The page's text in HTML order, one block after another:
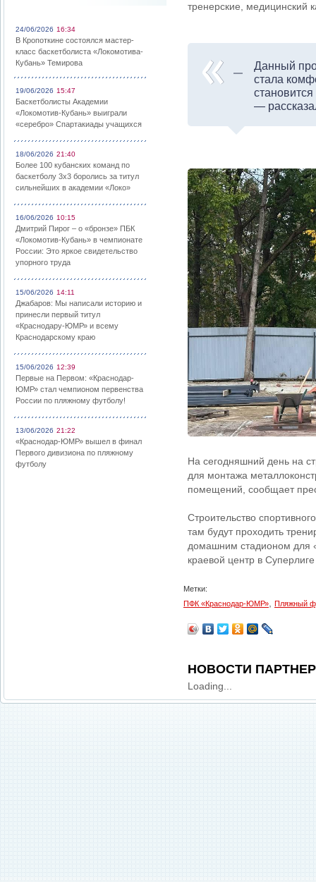
24/06/2026 16:34
В Кропоткине состоялся мастер-
класс баскетболиста «Локомотива-
Кубань» Темирова
19/06/2026 15:47
Баскетболисты Академии
«Локомотив-Кубань» выиграли
«серебро» Спартакиады учащихся
18/06/2026 21:40
Более 100 кубанских команд по
баскетболу 3х3 боролись за титул
сильнейших в академии «Локо»
16/06/2026 10:15
Дмитрий Пирог – о «бронзе» ПБК
«Локомотив-Кубань» в чемпионате
России: Это яркое свидетельство
упорного труда
15/06/2026 14:11
Джабаров: Мы написали историю и
принесли первый титул
«Краснодару-ЮМР» и всему
Краснодарскому краю
15/06/2026 12:39
Первые на Первом: «Краснодар-
ЮМР» стал чемпионом первенства
России по пляжному футболу!
13/06/2026 21:22
«Краснодар-ЮМР» вышел в финал
Первого дивизиона по пляжному
футболу
тренерские, медицинский
Данный
стала
—
На сегодняшний день на
для монтажа
помещений, сообщает
Строительство
там будут проходить
домашним стадионом для
краевой центр в
Метки:
ПФК «Краснодар-ЮМР», Пляжный
НОВОСТИ
Loading...